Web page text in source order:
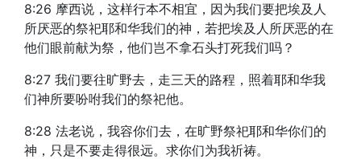
8:26 摩西说，这样行本不相宜，因为我们要把埃及人
所厌恶的祭祀耶和华我们的神，若把埃及人所厌恶的在
他们眼前献为祭，他们岂不拿石头打死我们吗？
8:27 我们要往旷野去，走三天的路程，照着耶和华我
们神所要吩咐我们的祭祀他。
8:28 法老说，我容你们去，在旷野祭祀耶和华你们的
神，只是不要走得很远。求你们为我祈祷。